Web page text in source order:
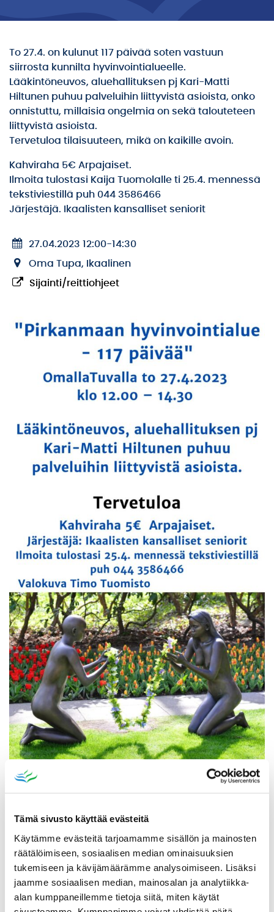
Tämä sivusto käyttää evästeitä
Käytämme evästeitä tarjoamamme sisällön ja mainosten
räätälöimiseen, sosiaalisen median ominaisuuksien
tukemiseen ja kävijämäärämme analysoimiseen. Lisäksi
jaamme sosiaalisen median, mainosalan ja analytiikka-
alan kumppaneillemme tietoja siitä, miten käytät
To 27.4. on kulunut 117 päivää soten vastuun
siirrosta kunnilta hyvinvointialueelle.
Lääkintöneuvos, aluehallituksen pj Kari-Matti
Hiltunen puhuu palveluihin liittyvistä asioista, onko
onnistuttu, millaisia ongelmia on sekä talouteteen
liittyvistä asioista.
Tervetuloa tilaisuuteen, mikä on kaikille avoin.
Kahviraha 5€ Arpajaiset.
Ilmoita tulostasi Kaija Tuomolalle ti 25.4. mennessä
tekstiviestillä puh 044 3586466
Järjestäjä. Ikaalisten kansalliset seniorit
27.04.2023 12:00-14:30
Oma Tupa, Ikaalinen
Sijainti/reittiohjeet